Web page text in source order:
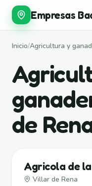
Empresas
Inicio/Agricultura y
de
Agricola de
Villar de Rena